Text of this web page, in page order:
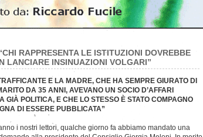
RAPPRESENTA LE ISTITUZIONI DOVREBBE
LANCIARE INSINUAZIONI VOLGARI”
E LA MADRE, CHE HA SEMPRE GIURATO DI
DA 35 ANNI, AVEVANO UN SOCIO D’AFFARI
GIÀ POLITICA, E CHE LO STESSO È STATO COMPAGNO
DI ESSERE PUBBLICATA”
i nostri lettori, qualche giorno fa abbiamo mandato una